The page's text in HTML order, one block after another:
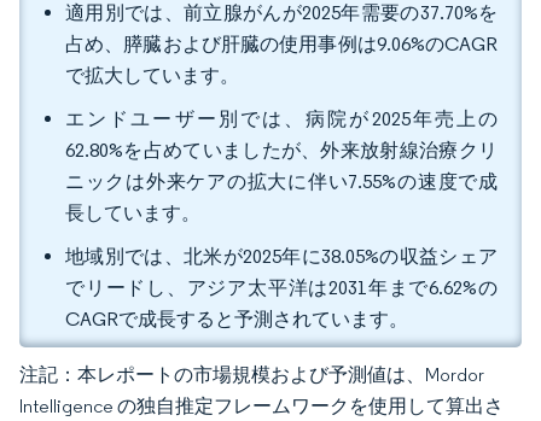
適用別では、前立腺がんが2025年需要の37.70%を
占め、膵臓および肝臓の使用事例は9.06%のCAGR
で拡大しています。
エンドユーザー別では、病院が2025年売上の
62.80%を占めていましたが、外来放射線治療クリ
ニックは外来ケアの拡大に伴い7.55%の速度で成
長しています。
地域別では、北米が2025年に38.05%の収益シェア
でリードし、アジア太平洋は2031年まで6.62%の
CAGRで成長すると予測されています。
注記：本レポートの市場規模および予測値は、Mordor
Intelligence の独自推定フレームワークを使用して算出さ